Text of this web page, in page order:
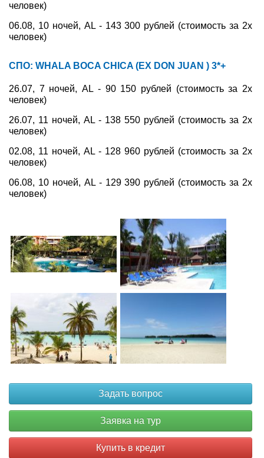
человек)
06.08, 10 ночей, AL - 143 300 рублей (стоимость за 2х
человек)
СПО: WHALA BOCA CHICA (EX DON JUAN ) 3*+
26.07, 7 ночей, AL - 90 150 рублей (стоимость за 2х
человек)
26.07, 11 ночей, AL - 138 550 рублей (стоимость за 2х
человек)
02.08, 11 ночей, AL - 128 960 рублей (стоимость за 2х
человек)
06.08, 10 ночей, AL - 129 390 рублей (стоимость за 2х
человек)
Купить в кредит